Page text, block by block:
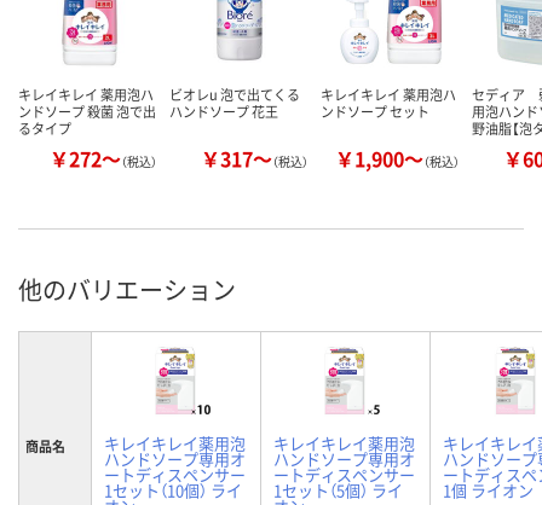
キレイキレイ 薬用泡ハ
ンドソープ 殺菌 泡で出
るタイプ
￥272～（税込）
ビオレu 泡で出てくる
ハンドソープ 花王
￥317～（税込）
キレイキレイ 薬用泡ハ
ンドソープ セット
￥1,900～（税込）
セディア
用泡ハン
野油脂【泡
￥
他のバリエーション
商品名 キレイキレイ薬用泡
ハンドソープ専用オ
ートディスペンサー
1セット（10個） ライ
キレイキレイ薬用泡
ハンドソープ専用オ
ートディスペンサー
1セット（5個） ライ
キレイキレ
ハンドソー
ートディス
1個 ライオン